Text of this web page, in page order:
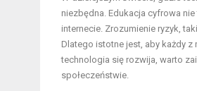
niezbędna. Edukacja cyfrowa
internecie. Zrozumienie ryzyk,
Dlatego istotne jest, aby każdy
technologia się rozwija, warto
społeczeństwie.